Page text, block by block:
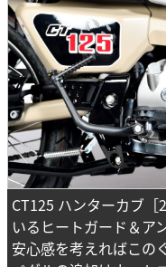
CT125 ハンターカブ
いるヒートガード＆ア
安心感を考えればこの